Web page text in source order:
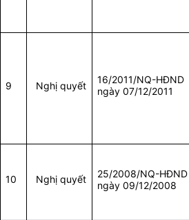
9 Nghị quyết
16/2011/NQ-HĐND
ngày 07/12/2011
10 Nghị quyết
25/2008/NQ-HĐND
ngày 09/12/2008